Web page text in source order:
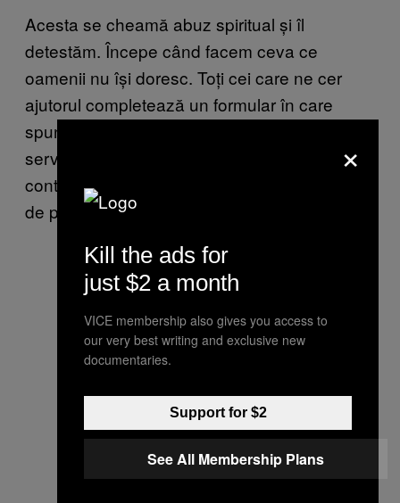
Acesta se cheamă abuz spiritual și îl
detestăm. Începe când facem ceva ce
oamenii nu își doresc. Toți cei care ne cer
ajutorul completează un formular în care
spun că sunt de acord să primească
serviciile noastre. Pastorii semnează un
contract de confidențialitate și un cod cu 27
de puncte.
×
Kill the ads for
just $2 a month
VICE membership also gives you access to
our very best writing and exclusive new
documentaries.
Support for $2
See All Membership Plans